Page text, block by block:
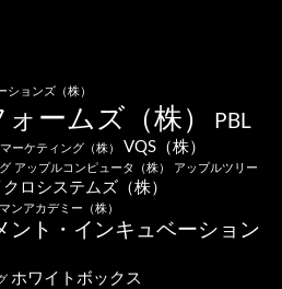
ションズ（株）
ームズ（株） PBL
ーケティング（株） VQS（株）
アップルコンピュータ（株） アップルツリー
ロシステムズ（株）
ンアカデミー（株）
ント・インキュベーション
ホワイトボックス